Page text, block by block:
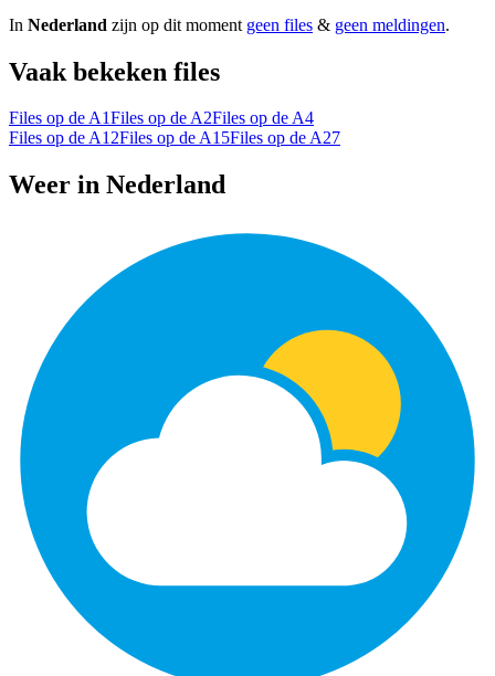
In Nederland zijn op dit moment geen files & geen meldingen.
Vaak bekeken files
Files op de A1Files op de A2Files op de A4
Files op de A12Files op de A15Files op de A27
Weer in Nederland